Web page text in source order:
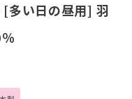
[多い日の昼用] 羽